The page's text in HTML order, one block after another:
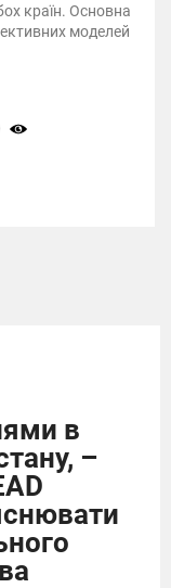
країн. Основна
моделей
в
–